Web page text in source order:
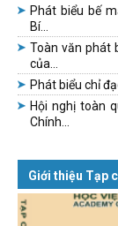
Phát biểu bế
Bí...
Toàn văn phát
của...
Phát biểu chỉ
Hội nghị toàn
Chính...
Giới thiệu Tạp